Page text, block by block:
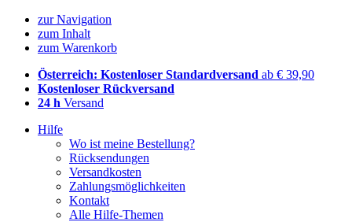
zur Navigation
zum Inhalt
zum Warenkorb
Österreich: Kostenloser Standardversand ab € 39,90
Kostenloser Rückversand
24 h Versand
Hilfe
Wo ist meine Bestellung?
Rücksendungen
Versandkosten
Zahlungsmöglichkeiten
Kontakt
Alle Hilfe-Themen